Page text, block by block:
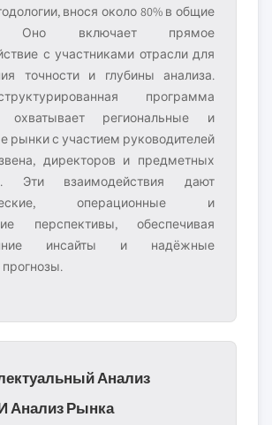
внося около 80% в общие
Оно включает прямое
с участниками отрасли для
точности и глубины анализа.
программа
охватывает региональные и
рынки с участием руководителей
директоров и предметных
Эти взаимодействия дают
операционные и
перспективы, обеспечивая
инсайты и надёжные
Анализ
Анализ Рынка